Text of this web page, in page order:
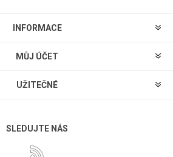
INFORMACE
MŮJ ÚČET
UŽITEČNÉ
SLEDUJTE NÁS